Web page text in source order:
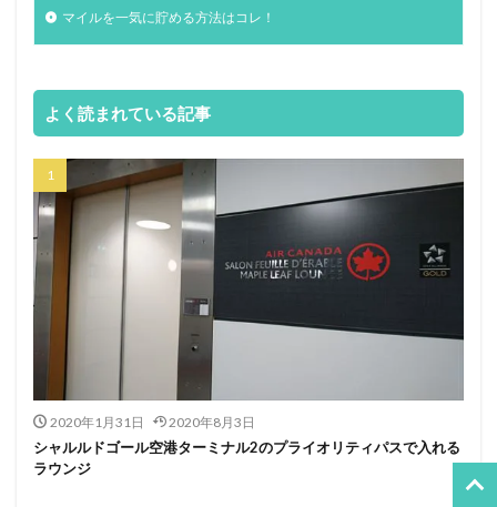
マイルを一気に貯める方法はコレ！
よく読まれている記事
2020年1月31日 2020年8月3日
シャルルドゴール空港ターミナル2のプライオリティパスで入れる
ラウンジ